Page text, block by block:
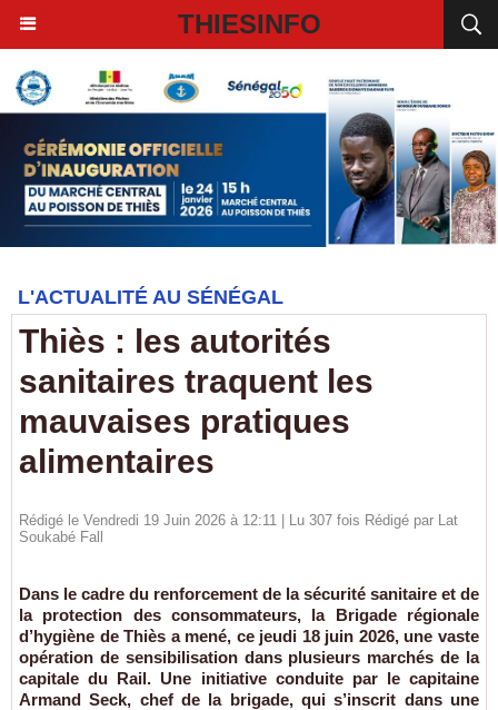
THIESINFO
L'ACTUALITÉ AU SÉNÉGAL
Thiès : les autorités
sanitaires traquent les
mauvaises pratiques
alimentaires
Rédigé le Vendredi 19 Juin 2026 à 12:11 | Lu 307 fois Rédigé par Lat
Soukabé Fall
Dans le cadre du renforcement de la sécurité sanitaire et de
la protection des consommateurs, la Brigade régionale
d’hygiène de Thiès a mené, ce jeudi 18 juin 2026, une vaste
opération de sensibilisation dans plusieurs marchés de la
capitale du Rail. Une initiative conduite par le capitaine
Armand Seck, chef de la brigade, qui s’inscrit dans une